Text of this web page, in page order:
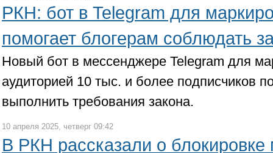
РКН: бот в Telegram для
помогает блогерам соблюдать
Новый бот в мессенджере Telegram для
аудиторией 10 тыс. и более подписчиков
выполнить требования закона.
10 апреля 2025, четверг 09:42
В РКН рассказали о блокировке